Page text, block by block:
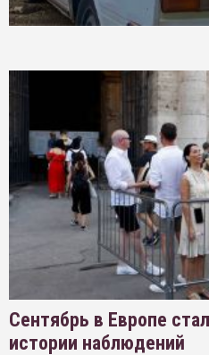
Сентябрь в Европе
истории наблюдений